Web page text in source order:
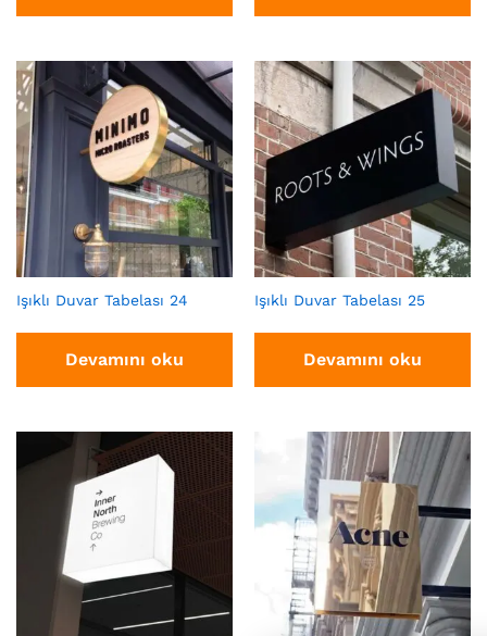
Işıklı Duvar Tabelası 24
Devamını oku
Işıklı Duvar Tabelası 25
Devamını oku